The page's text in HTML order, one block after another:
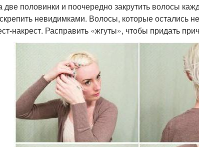
две половинки и поочередно закрутить волосы
невидимками. Волосы, которые остались
накрест. Расправить «жгуты», чтобы придать